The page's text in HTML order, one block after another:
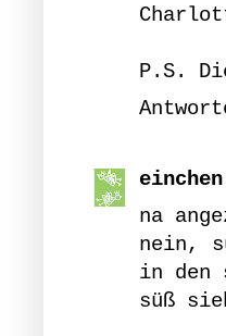
P.S.
einchen
na
nein,
in den
süß